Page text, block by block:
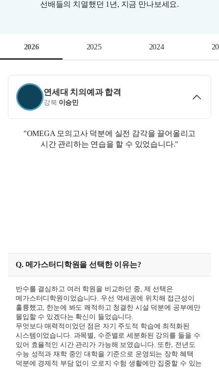
선배들의 치열했던 1년, 지금 만나보세요.
2026 2025 2024
연세대 치의예과 합격
강북 이승민
"OMEGA 모의고사 덕분에 실전 감각을 끌어올리고
시간 관리하는 연습을 할 수 있었습니다."
Q. 메가스터디학원을 선택한 이유는?
반수를 결심하고 여러 학원을 비교하던 중, 제 선택은
메가스터디학원이었습니다. 우선 역세권에 위치해 접근성이
훌륭했고, 한눈에 봐도 쾌적하고 청결한 시설 덕분에 공부에만
몰입할 수 있겠다는 확신이 들었습니다.
무엇보다 매력적이었던 점은 자기 주도적 학습에 최적화된
시스템이었습니다. 과목별, 수준별로 세분화된 강의를 들을 수
있어 효율적인 시간 관리가 가능해 보였습니다. 또한, 전년도
수능 성적과 재학 중인 대학을 기준으로 운영되는 장학 혜택
덕분에 경제적 부담 없이 오로지 수험 생활에만 집중할 수 있는